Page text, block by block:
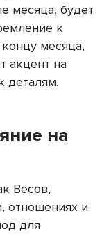
месяца, будет
к
месяца,
акцент на
деталям.
на
Весов,
отношениях и
для